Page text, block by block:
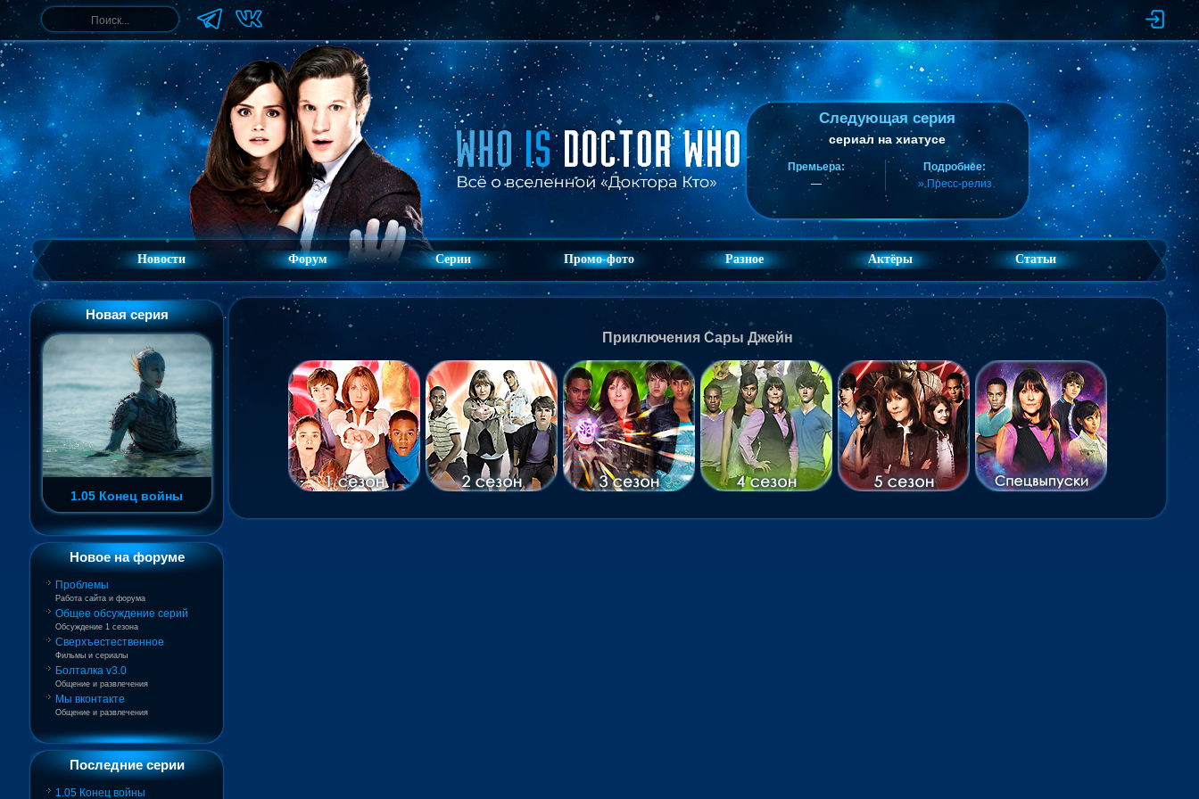
Следующая серия
сериал на хиатусе
Премьера:
—
Подробнее:
» Пресс-релиз
Новости Форум Серии Промо-фото Разное Актёры Статьи
Новая серия
1.05 Конец войны
Новое на форуме
Проблемы
Работа сайта и форума
Общее обсуждение серий
Обсуждение 1 сезона
Сверхъестественное
Фильмы и сериалы
Болталка v3.0
Общение и развлечения
Мы вконтакте
Общение и развлечения
Последние серии
1.05 Конец войны
Приключения Сары Джейн